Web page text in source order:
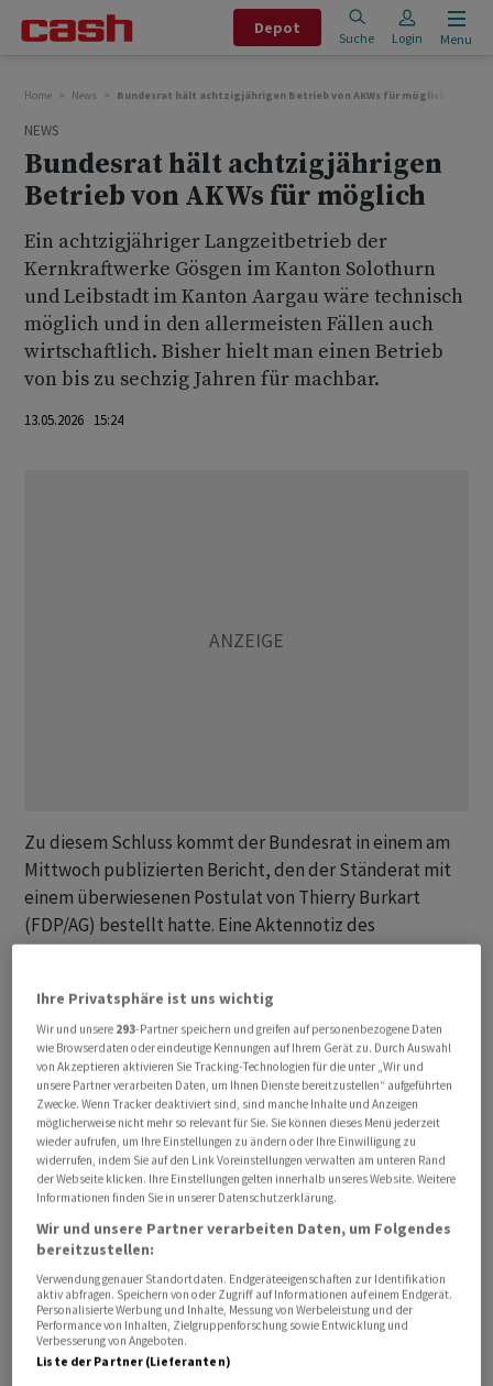
Depot
Suche Login Menu
Home News Bundesrat hält achtzigjährigen Betrieb von AKWs für möglich
NEWS
Bundesrat hält achtzigjährigen
Betrieb von AKWs für möglich
Ein achtzigjähriger Langzeitbetrieb der
Kernkraftwerke Gösgen im Kanton Solothurn
und Leibstadt im Kanton Aargau wäre technisch
möglich und in den allermeisten Fällen auch
wirtschaftlich. Bisher hielt man einen Betrieb
von bis zu sechzig Jahren für machbar.
13.05.2026 15:24
Zu diesem Schluss kommt der Bundesrat in einem am
Mittwoch publizierten Bericht, den der Ständerat mit
einem überwiesenen Postulat von Thierry Burkart
(FDP/AG) bestellt hatte. Eine Aktennotiz des
Bundesamts für Energie (BFE) bestätigte bereits im
Machbarkeit des Langzeitbetriebs der Schweizer
Kernkraftwerke bis zu sechzig Jahren.
Gemäss dem neuesten Bericht kommt der Bundesrat
zum Schluss, dass auch ein achtzigjähriger
Langzeitbetrieb der Kernkraftwerke Gösgen und
Leibstadt technisch möglich und in den allermeisten
Fällen auch wirtschaftlich wäre. Die erforderlichen
Investitionen für technische Nachrüstungen beim
Langzeitbetrieb würden sich voraussichtlich lohnen.
Eine finanzielle Förderung des Langzeitbetriebs
erachtet die Landesregierung derzeit als nicht
notwendig.
Ihre Privatsphäre ist uns wichtig
Wir und unsere 293-Partner speichern und greifen auf personenbezogene Daten
wie Browserdaten oder eindeutige Kennungen auf Ihrem Gerät zu. Durch Auswahl
von Akzeptieren aktivieren Sie Tracking-Technologien für die unter „Wir und
unsere Partner verarbeiten Daten, um Ihnen Dienste bereitzustellen“ aufgeführten
Zwecke. Wenn Tracker deaktiviert sind, sind manche Inhalte und Anzeigen
möglicherweise nicht mehr so relevant für Sie. Sie können dieses Menü jederzeit
wieder aufrufen, um Ihre Einstellungen zu ändern oder Ihre Einwilligung zu
widerrufen, indem Sie auf den Link Voreinstellungen verwalten am unteren Rand
der Webseite klicken. Ihre Einstellungen gelten innerhalb unseres Website. Weitere
Informationen finden Sie in unserer Datenschutzerklärung.
Wir und unsere Partner verarbeiten Daten, um Folgendes
bereitzustellen:
Verwendung genauer Standortdaten. Endgeräteeigenschaften zur Identifikation
aktiv abfragen. Speichern von oder Zugriff auf Informationen auf einem Endgerät.
Personalisierte Werbung und Inhalte, Messung von Werbeleistung und der
Performance von Inhalten, Zielgruppenforschung sowie Entwicklung und
Verbesserung von Angeboten.
Liste der Partner (Lieferanten)